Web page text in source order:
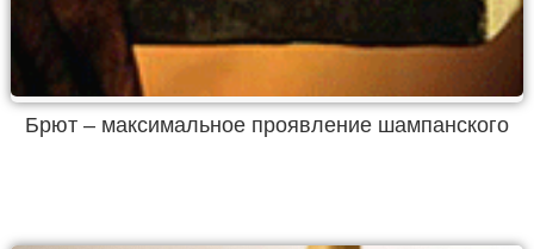
Брют – максимальное проявление шампанского